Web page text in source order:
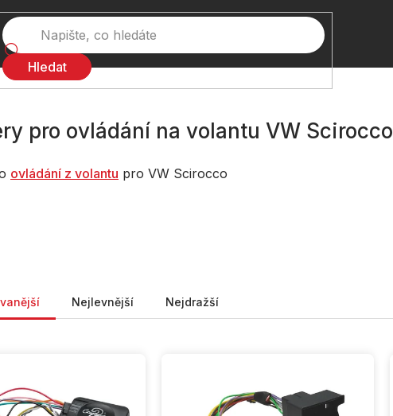
Hledat
pro ovládání na volantu VW Scirocco
ovládání z volantu pro VW Scirocco
Nejlevnější Nejdražší